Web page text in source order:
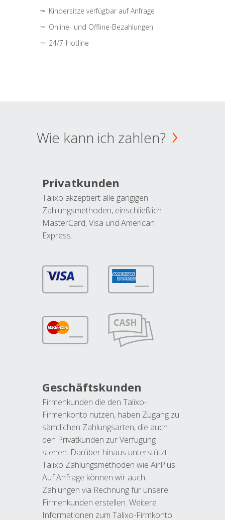
Kindersitze verfügbar auf Anfrage
Online- und Offline-Bezahlungen
24/7-Hotline
Wie kann ich zahlen?
Privatkunden
Talixo akzeptiert alle gängigen
Zahlungsmethoden, einschließlich
MasterCard, Visa und American
Express.
Geschäftskunden
Firmenkunden die den Talixo-
Firmenkonto nutzen, haben Zugang zu
sämtlichen Zahlungsarten, die auch
den Privatkunden zur Verfügung
stehen. Darüber hinaus unterstützt
Talixo Zahlungsmethoden wie AirPlus.
Auf Anfrage können wir auch
Zahlungen via Rechnung für unsere
Firmenkunden erstellen. Weitere
Informationen zum Talixo-Firmkonto